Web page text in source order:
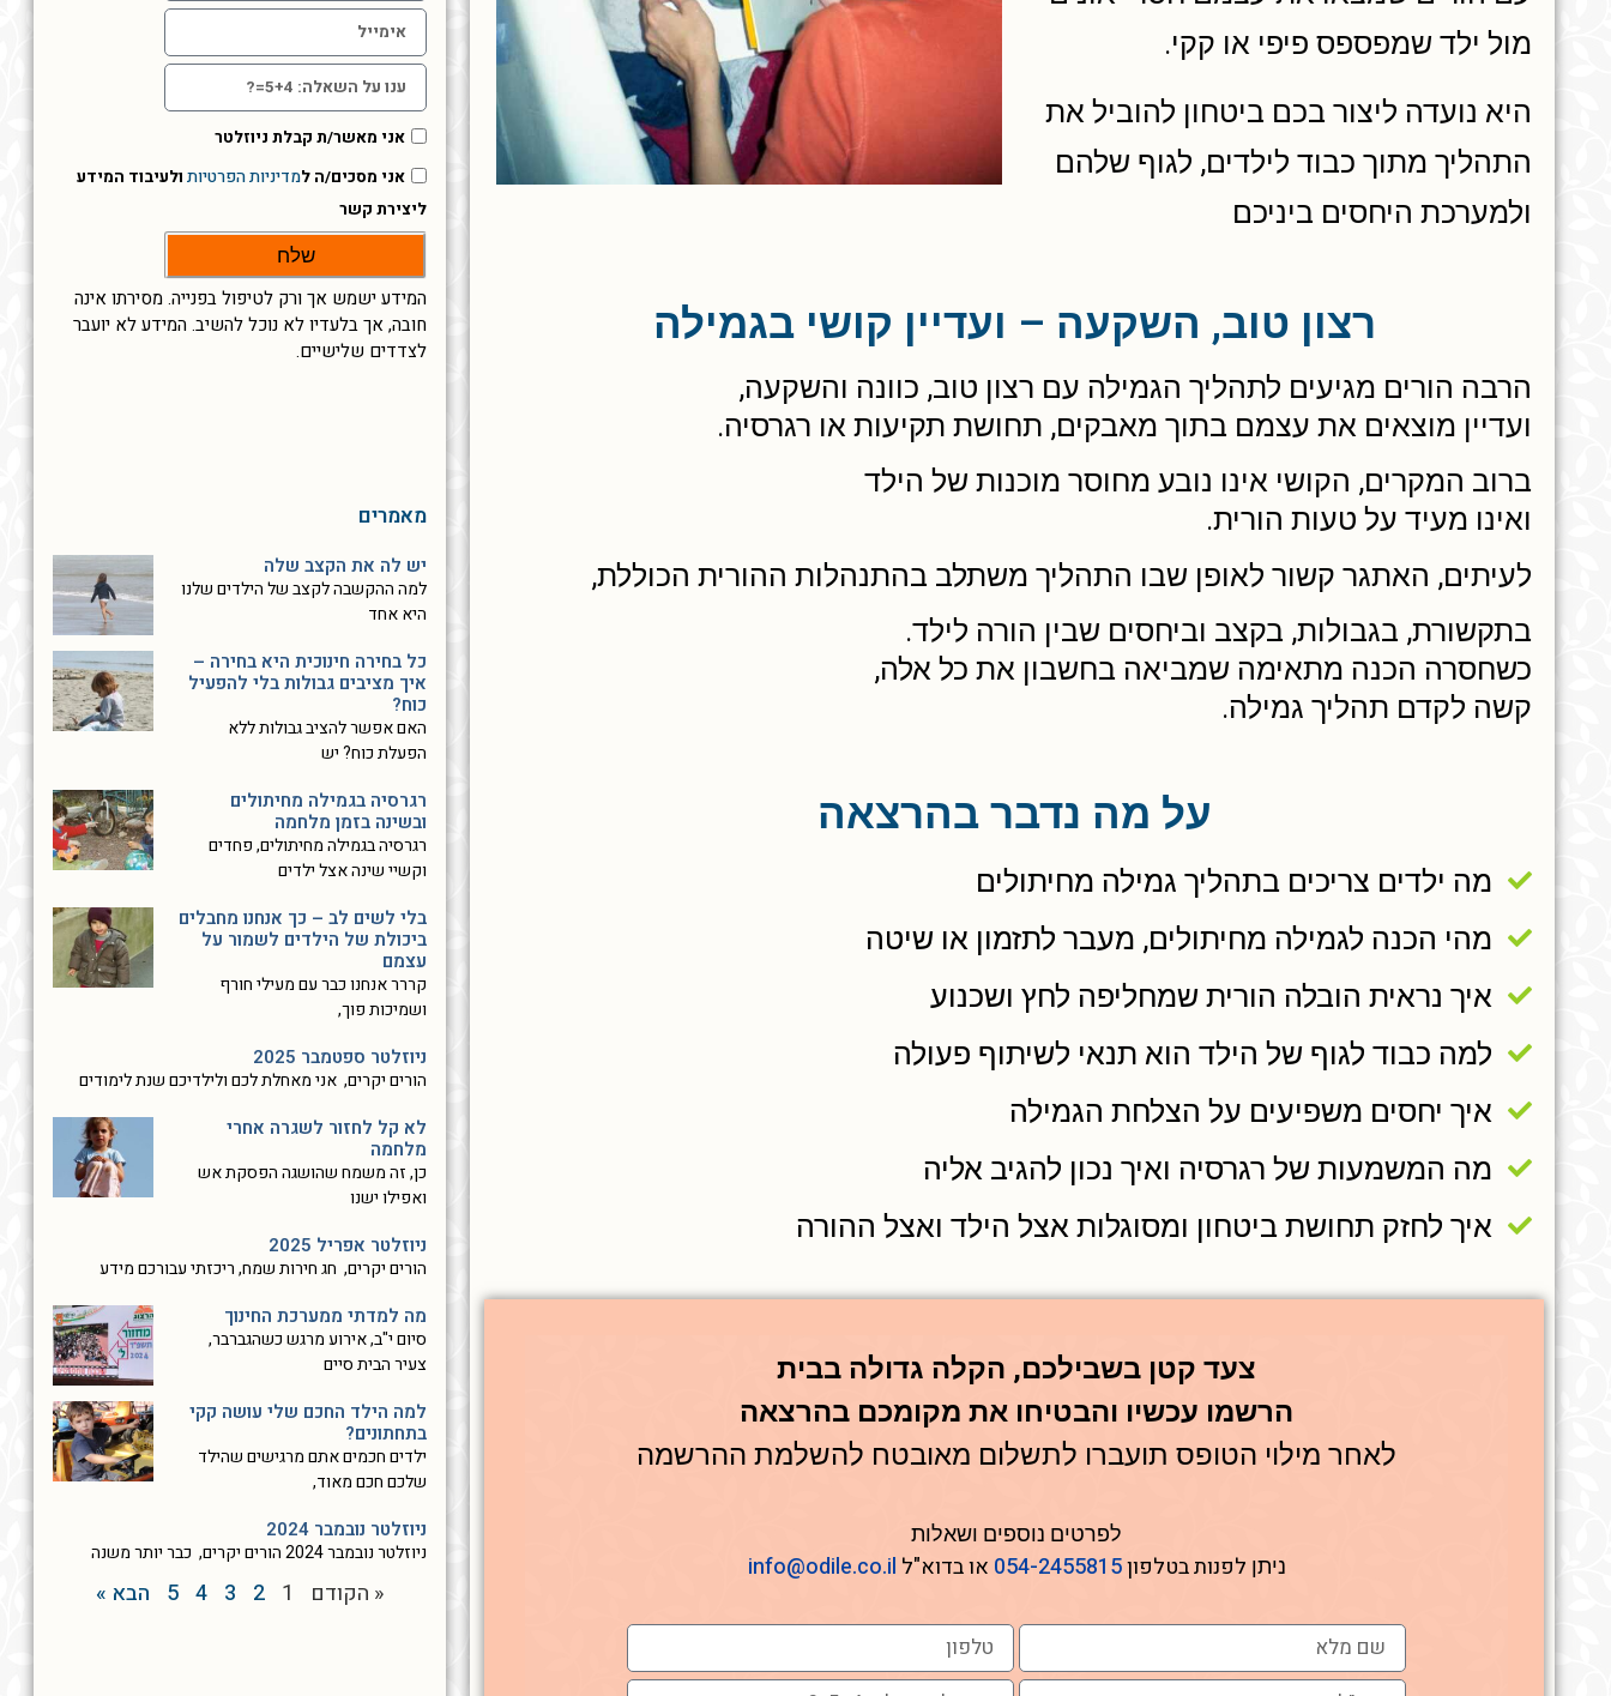
מול ילד שמפספס פיפי או קקי.
היא נועדה ליצור בכם ביטחון להוביל את
התהליך מתוך כבוד לילדים, לגוף שלהם
ולמערכת היחסים ביניכם
רצון טוב, השקעה – ועדיין קושי בגמילה
הרבה הורים מגיעים לתהליך הגמילה עם רצון טוב, כוונה והשקעה,
ועדיין מוצאים את עצמם בתוך מאבקים, תחושת תקיעות או רגרסיה.
ברוב המקרים, הקושי אינו נובע מחוסר מוכנות של הילד
ואינו מעיד על טעות הורית.
לעיתים, האתגר קשור לאופן שבו התהליך משתלב בהתנהלות ההורית הכוללת,
בתקשורת, בגבולות, בקצב וביחסים שבין הורה לילד.
כשחסרה הכנה מתאימה שמביאה בחשבון את כל אלה,
קשה לקדם תהליך גמילה.
על מה נדבר בהרצאה​
מה ילדים צריכים בתהליך גמילה מחיתולים
מהי הכנה לגמילה מחיתולים, מעבר לתזמון או שיטה
איך נראית הובלה הורית שמחליפה לחץ ושכנוע
למה כבוד לגוף של הילד הוא תנאי לשיתוף פעולה
איך יחסים משפיעים על הצלחת הגמילה
מה המשמעות של רגרסיה ואיך נכון להגיב אליה
איך לחזק תחושת ביטחון ומסוגלות אצל הילד ואצל ההורה
צעד קטן בשבילכם, הקלה גדולה בבית
הרשמו עכשיו והבטיחו את מקומכם בהרצאה
לאחר מילוי הטופס תועברו לתשלום מאובטח להשלמת ההרשמה
לפרטים נוספים ושאלות
ניתן לפנות בטלפון054-2455815 או בדוא"ל info@odile.co.il
אני מאשר/ת קבלת ניוזלטר
אני מסכים/ה למדיניות הפרטיותולעיבוד המידע
ליצירת קשר
שלח
המידע ישמש אך ורק לטיפול בפנייה. מסירתו אינה
חובה, אך בלעדיו לא נוכל להשיב. המידע לא יועבר
לצדדים שלישיים.
מאמרים
יש לה את הקצב שלה
למה ההקשבה לקצב של הילדים שלנו
היא אחד
כל בחירה חינוכית היא בחירה –
איך מציבים גבולות בלי להפעיל
כוח?
האם אפשר להציב גבולות ללא
הפעלת כוח? יש
רגרסיה בגמילה מחיתולים
ובשינה בזמן מלחמה
רגרסיה בגמילה מחיתולים, פחדים
וקשיי שינה אצל ילדים
בלי לשים לב – כך אנחנו מחבלים
ביכולת של הילדים לשמור על
עצמם
קררר אנחנו כבר עם מעילי חורף
ושמיכות פוך,
ניוזלטר ספטמבר 2025
הורים יקרים, אני מאחלת לכם ולילדיכם שנת לימודים
לא קל לחזור לשגרה אחרי
מלחמה
כן, זה משמח שהושגה הפסקת אש
ואפילו ישנו
ניוזלטר אפריל 2025
הורים יקרים, חג חירות שמח, ריכזתי עבורכם מידע
מה למדתי ממערכת החינוך
סיום י"ב, אירוע מרגש כשהגברבר,
צעיר הבית סיים
למה הילד החכם שלי עושה קקי
בתחתונים?
ילדים חכמים אתם מרגישים שהילד
שלכם חכם מאוד,
ניוזלטר נובמבר 2024
ניוזלטר נובמבר 2024 הורים יקרים, כבר יותר משנה
« הקודם 1
2
3
4
5 הבא »